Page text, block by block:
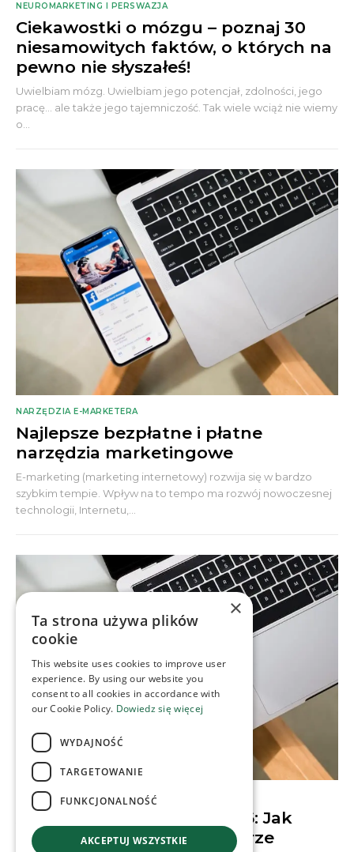
NEUROMARKETING I PERSWAZJA
Ciekawostki o mózgu – poznaj 30
niesamowitych faktów, o których na
pewno nie słyszałeś!
Uwielbiam mózg. Uwielbiam jego potencjał, zdolności, jego
pracę... ale także jego tajemniczość. Tak wiele wciąż nie wiemy
o...
NARZĘDZIA E-MARKETERA
Najlepsze bezpłatne i płatne
narzędzia marketingowe
E-marketing (marketing internetowy) rozwija się w bardzo
szybkim tempie. Wpływ na to tempo ma rozwój nowoczesnej
technologii, Internetu,...
CONTENT & SOCIAL MEDIA
Algorytmy Facebooka 2026: Jak
budować społeczności w erze
×
Ta strona używa plików
cookie
This website uses cookies to improve user
experience. By using our website you
consent to all cookies in accordance with
our Cookie Policy. Dowiedz się więcej
WYDAJNOŚĆ
TARGETOWANIE
FUNKCJONALNOŚĆ
AKCEPTUJ WSZYSTKIE